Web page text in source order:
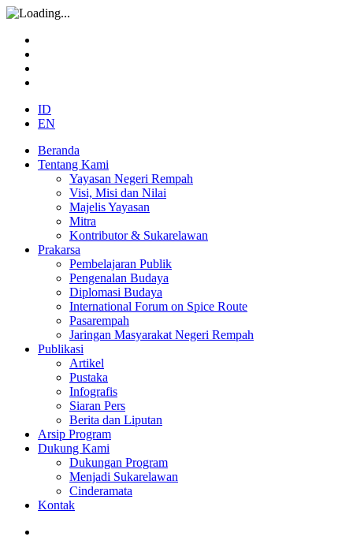
ID
EN
Beranda
Tentang Kami
Yayasan Negeri Rempah
Visi, Misi dan Nilai
Majelis Yayasan
Mitra
Kontributor & Sukarelawan
Prakarsa
Pembelajaran Publik
Pengenalan Budaya
Diplomasi Budaya
International Forum on Spice Route
Pasarempah
Jaringan Masyarakat Negeri Rempah
Publikasi
Artikel
Pustaka
Infografis
Siaran Pers
Berita dan Liputan
Arsip Program
Dukung Kami
Dukungan Program
Menjadi Sukarelawan
Cinderamata
Kontak